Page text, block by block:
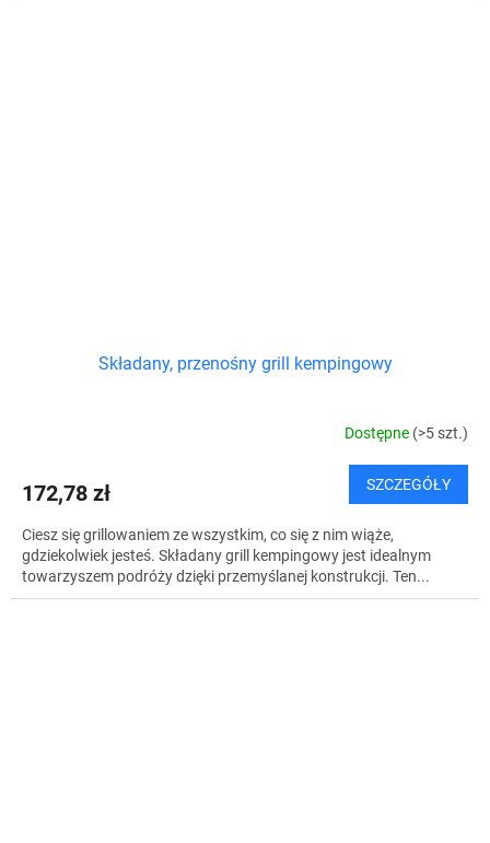
Składany, przenośny grill kempingowy
Dostępne (>5 szt.)
172,78 zł SZCZEGÓŁY
Ciesz się grillowaniem ze wszystkim, co się z nim wiąże,
gdziekolwiek jesteś. Składany grill kempingowy jest idealnym
towarzyszem podróży dzięki przemyślanej konstrukcji. Ten...